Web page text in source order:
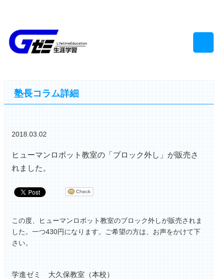
習志野市(千葉)の学習塾-学進ゼミ- トップ >
塾長コラム詳細
2018.03.02
ヒューマンロボット教室の「ブロック外し」が販売さ
れました。
この度、ヒューマンロボット教室のブロック外しが販売されま
した。一つ430円になります。ご希望の方は、お声をかけて下
さい。
学進ゼミ 大久保教室（本校）